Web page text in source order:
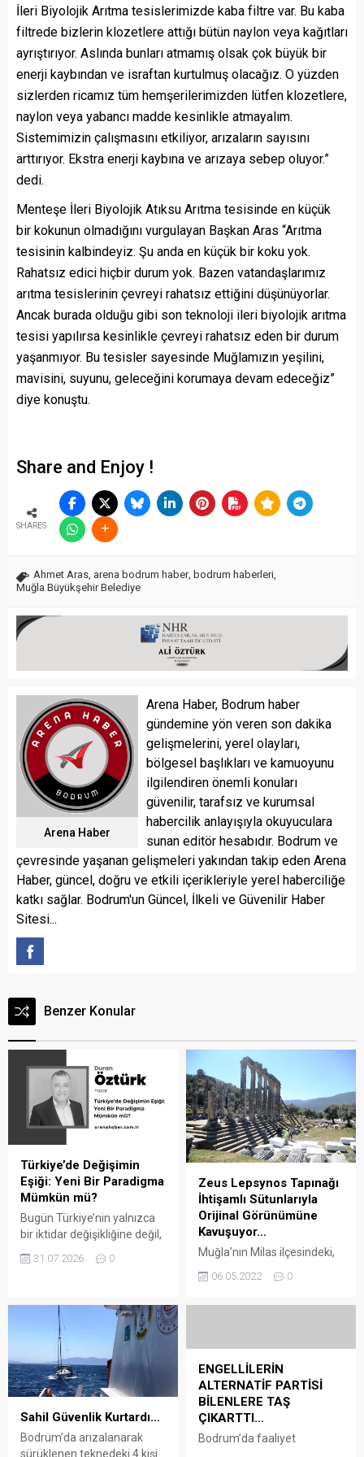
İleri Biyolojik Arıtma tesislerimizde kaba filtre var. Bu kaba
filtrede bizlerin klozetlere attığı bütün naylon veya kağıtları
ayrıştırıyor. Aslında bunları atmamış olsak çok büyük bir
enerji kaybından ve israftan kurtulmuş olacağız. O yüzden
sizlerden ricamız tüm hemşerilerimizden lütfen klozetlere,
naylon veya yabancı madde kesinlikle atmayalım.
Sistemimizin çalışmasını etkiliyor, arızaların sayısını
arttırıyor. Ekstra enerji kaybına ve arızaya sebep oluyor.”
dedi.
Menteşe İleri Biyolojik Atıksu Arıtma tesisinde en küçük
bir kokunun olmadığını vurgulayan Başkan Aras “Arıtma
tesisinin kalbindeyiz. Şu anda en küçük bir koku yok.
Rahatsız edici hiçbir durum yok. Bazen vatandaşlarımız
arıtma tesislerinin çevreyi rahatsız ettiğini düşünüyorlar.
Ancak burada olduğu gibi son teknoloji ileri biyolojik arıtma
tesisi yapılırsa kesinlikle çevreyi rahatsız eden bir durum
yaşanmıyor. Bu tesisler sayesinde Muğlamızın yeşilini,
mavisini, suyunu, geleceğini korumaya devam edeceğiz”
diye konuştu.
Share and Enjoy !
SHARES
Ahmet Aras arena bodrum haber, bodrum haberleri
Muğla Büyükşehir Belediye
Arena Haber
Arena Haber, Bodrum haber
gündemine yön veren son dakika
gelişmelerini, yerel olayları,
bölgesel başlıkları ve kamuoyunu
ilgilendiren önemli konuları
güvenilir, tarafsız ve kurumsal
habercilik anlayışıyla okuyuculara
sunan editör hesabıdır. Bodrum ve
çevresinde yaşanan gelişmeleri yakından takip eden Arena
Haber, güncel, doğru ve etkili içerikleriyle yerel haberciliğe
katkı sağlar. Bodrum'un Güncel, İlkeli ve Güvenilir Haber
Sitesi...
Benzer Konular
Türkiye’de Değişimin
Eşiği: Yeni Bir Paradigma
Mümkün mü?
Bugün Türkiye’nin yalnızca
bir iktidar değişikliğine değil,
köklü bir paradigma
değişimine ihtiyacı olduğunu
kişilerden çok yönetim
anlayışının, siyaset
kültürünün ve devlet-toplum
ilişkisinin dönüşmesini ifade
eder. Yani mesele sadece
kimin yönettiği değil, nasıl
yönettiğidir. Bu çerçevede,
Özgür Özel’in temsil ettiği
siyasi hareketin yalnızca
31.07.2026 0
Zeus Lepsynos Tapınağı
İhtişamlı Sütunlarıyla
Orijinal Görünümüne
Kavuşuyor…
Muğla’nın Milas ilçesindeki,
antik kentlerinden biri olan
eski ihtişamına
kavuşturuluyor. Arena
Bodrum Haber-Euromos
Antik Kenti Kazı Başkanı
Doç. Dr. Abuzer Kızıl, AA
muhabirine, antik dönemde
inşa edilen tapınakla ilgili
06.05.2022 0
Sahil Güvenlik Kurtardı…
Bodrum’da arızalanarak
sürüklenen teknedeki 4 kişi
ENGELLİLERİN
ALTERNATİF PARTİSİ
BİLENLERE TAŞ
ÇIKARTTI…
Bodrum’da faaliyet